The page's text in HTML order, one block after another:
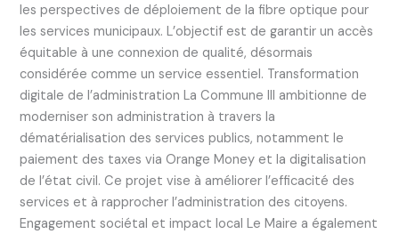
les perspectives de déploiement de la fibre optique pour
les services municipaux. L’objectif est de garantir un accès
équitable à une connexion de qualité, désormais
considérée comme un service essentiel. Transformation
digitale de l’administration La Commune III ambitionne de
moderniser son administration à travers la
dématérialisation des services publics, notamment le
paiement des taxes via Orange Money et la digitalisation
de l’état civil. Ce projet vise à améliorer l’efficacité des
services et à rapprocher l’administration des citoyens.
Engagement sociétal et impact local Le Maire a également